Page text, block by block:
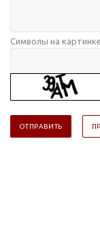
Символы на картинке